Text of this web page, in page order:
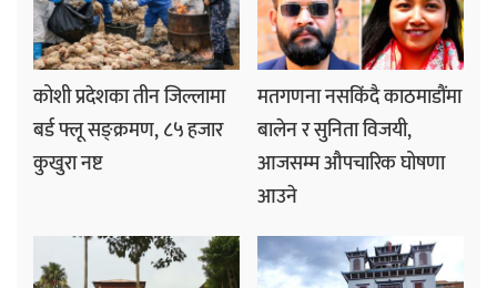
कोशी प्रदेशका तीन जिल्लामा
बर्ड फ्लू सङ्क्रमण, ८५ हजार
कुखुरा नष्ट
मतगणना नसकिंदै काठमाडौंमा
बालेन र सुनिता विजयी,
आजसम्म औपचारिक घोषणा
आउने